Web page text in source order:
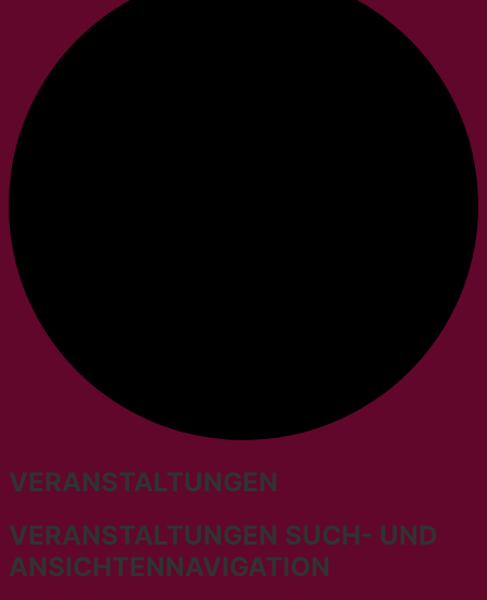
VERANSTALTUNGEN
VERANSTALTUNGEN SUCH- UND
ANSICHTENNAVIGATION